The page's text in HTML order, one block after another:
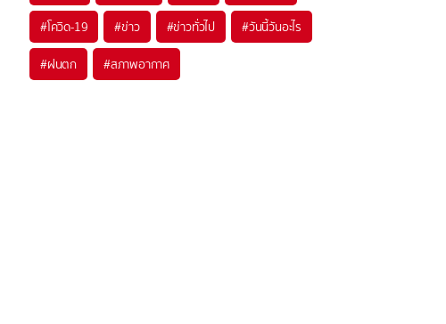
#โควิด-19 #ข่าว #ข่าวทั่วไป #วันนี้วันอะไร
#ฝนตก #สภาพอากาศ